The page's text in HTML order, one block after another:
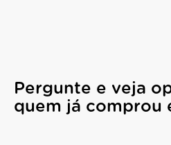
Pergunte e veja
quem já comprou